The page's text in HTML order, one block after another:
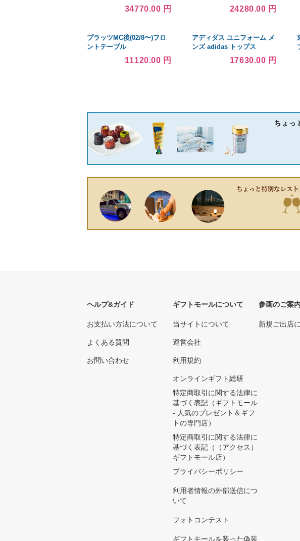
フェンダートリムサイドベ
ントグリル ブランドアクセ
34770.00 円
Alaia High Stiletto Sandals
24280.00 円
プラッツMC後(02/8〜)フロ
ントテーブル
11120.00 円
アディダス ユニフォーム メ
ンズ adidas トップス
17630.00 円
ヘルプ&ガイド
お支払い方法について
よくある質問
お問い合わせ
ギフトモールについて
当サイトについて
運営会社
利用規約
オンラインギフト総研
特定商取引に関する法律に
基づく表記（ギフトモール
- 人気のプレゼント＆ギフ
トの専門店）
特定商取引に関する法律に
基づく表記（（アクセス）
ギフトモール店）
プライバシーポリシー
利用者情報の外部送信につ
いて
フォトコンテスト
ギフトモールを装った偽装
参画のご案
新規ご出店